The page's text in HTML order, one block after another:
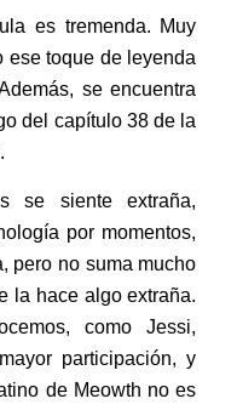
es tremenda. Muy
ese toque de leyenda
se encuentra
del capítulo 38 de la
se siente extraña,
por momentos,
pero no suma mucho
la hace algo extraña.
como Jessi,
participación, y
de Meowth no es